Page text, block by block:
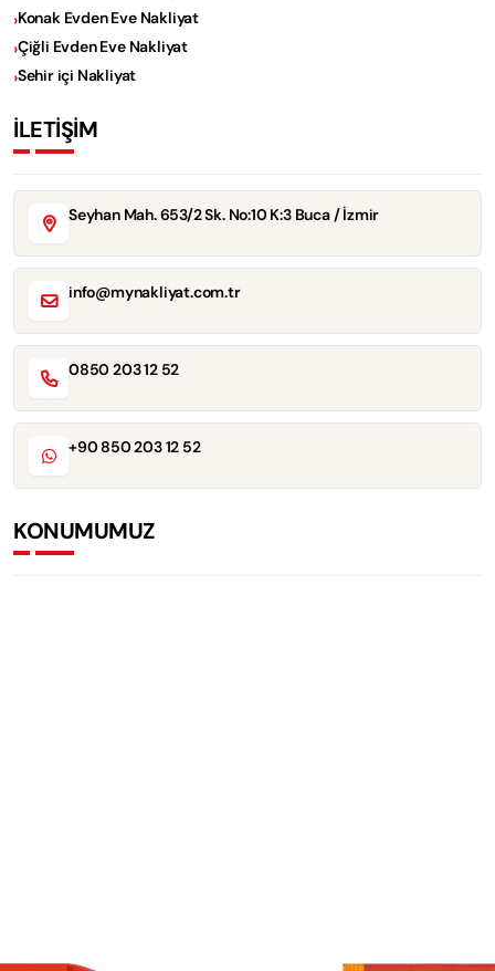
Konak Evden Eve Nakliyat
Çiğli Evden Eve Nakliyat
Sehir içi Nakliyat
İLETİŞİM
Seyhan Mah. 653/2 Sk. No:10 K:3 Buca / İzmir
info@mynakliyat.com.tr
0850 203 12 52
+90 850 203 12 52
KONUMUMUZ